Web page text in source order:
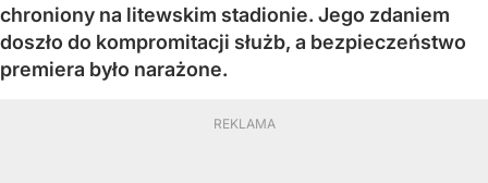
chroniony na litewskim stadionie. Jego zdaniem
doszło do kompromitacji służb, a bezpieczeństwo
premiera było narażone.